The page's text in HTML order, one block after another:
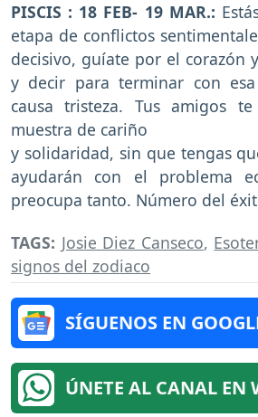
PISCIS : 18 FEB- 19 MAR.:
etapa de conflictos
decisivo, guíate por el corazón
y decir para terminar con
causa tristeza. Tus amigos
muestra de cariño
y solidaridad, sin que tengas
ayudarán con el problema
preocupa tanto. Número del
TAGS: Josie Diez Canseco,
signos del zodiaco
SÍGUENOS EN
ÚNETE AL CANAL EN